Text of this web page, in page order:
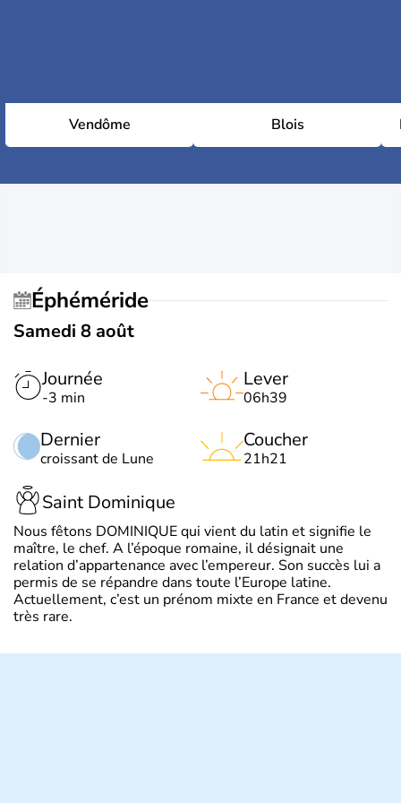
Vendôme Blois
Éphéméride
Samedi 8 août
Journée
-3 min
Dernier
croissant de Lune
Lever
06h39
Coucher
21h21
Saint Dominique
Nous fêtons DOMINIQUE qui vient du latin et signifie le
maître, le chef. A l’époque romaine, il désignait une
relation d’appartenance avec l’empereur. Son succès lui a
permis de se répandre dans toute l’Europe latine.
Actuellement, c’est un prénom mixte en France et devenu
très rare.